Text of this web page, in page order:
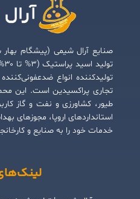
تولیدکننده انواع
تجاری پراکسیدین است. این
طیور، کشاورزی و نفت و گاز
استانداردهای اروپا، مجوزهای
خدمات خود را به صنایع و